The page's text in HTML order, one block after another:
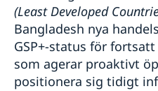
(Least Developed
Bangladesh nya
GSP+-status för
som agerar proaktivt
positionera sig tidigt